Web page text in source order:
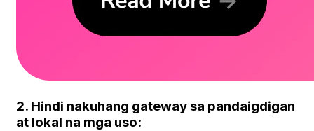
2. Hindi nakuhang gateway sa pandaigdigan
at lokal na mga uso: